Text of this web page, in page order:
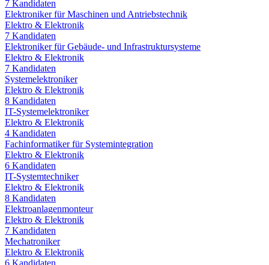
7 Kandidaten
Elektroniker für Maschinen und Antriebstechnik
Elektro & Elektronik
7 Kandidaten
Elektroniker für Gebäude- und Infrastruktursysteme
Elektro & Elektronik
7 Kandidaten
Systemelektroniker
Elektro & Elektronik
8 Kandidaten
IT-Systemelektroniker
Elektro & Elektronik
4 Kandidaten
Fachinformatiker für Systemintegration
Elektro & Elektronik
6 Kandidaten
IT-Systemtechniker
Elektro & Elektronik
8 Kandidaten
Elektroanlagenmonteur
Elektro & Elektronik
7 Kandidaten
Mechatroniker
Elektro & Elektronik
6 Kandidaten